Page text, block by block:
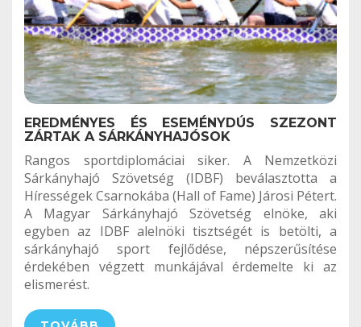
EREDMÉNYES ÉS ESEMÉNYDÚS SZEZONT
ZÁRTAK A SÁRKÁNYHAJÓSOK
Rangos sportdiplomáciai siker. A Nemzetközi
Sárkányhajó Szövetség (IDBF) beválasztotta a
Hírességek Csarnokába (Hall of Fame) Járosi Pétert.
A Magyar Sárkányhajó Szövetség elnöke, aki
egyben az IDBF alelnöki tisztségét is betölti, a
sárkányhajó sport fejlődése, népszerűsítése
érdekében végzett munkájával érdemelte ki az
elismerést.